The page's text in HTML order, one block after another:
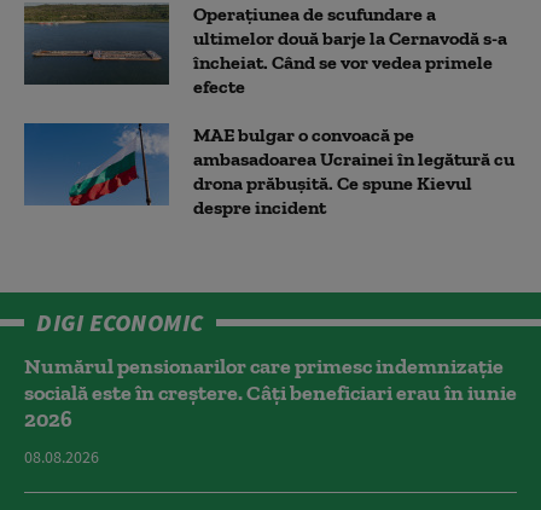
Operațiunea de scufundare a
ultimelor două barje la Cernavodă s-a
încheiat. Când se vor vedea primele
efecte
MAE bulgar o convoacă pe
ambasadoarea Ucrainei în legătură cu
drona prăbuşită. Ce spune Kievul
despre incident
DIGI ECONOMIC
Numărul pensionarilor care primesc indemnizaţie
socială este în creștere. Câți beneficiari erau în iunie
2026
08.08.2026